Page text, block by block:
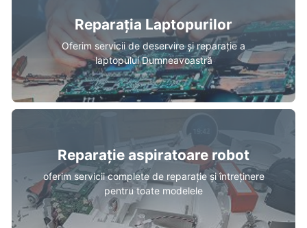
Reparația Laptopurilor
Oferim servicii de deservire și reparație a
laptopului Dumneavoastră
Reparație aspiratoare robot
oferim servicii complete de reparație și întreținere
pentru toate modelele